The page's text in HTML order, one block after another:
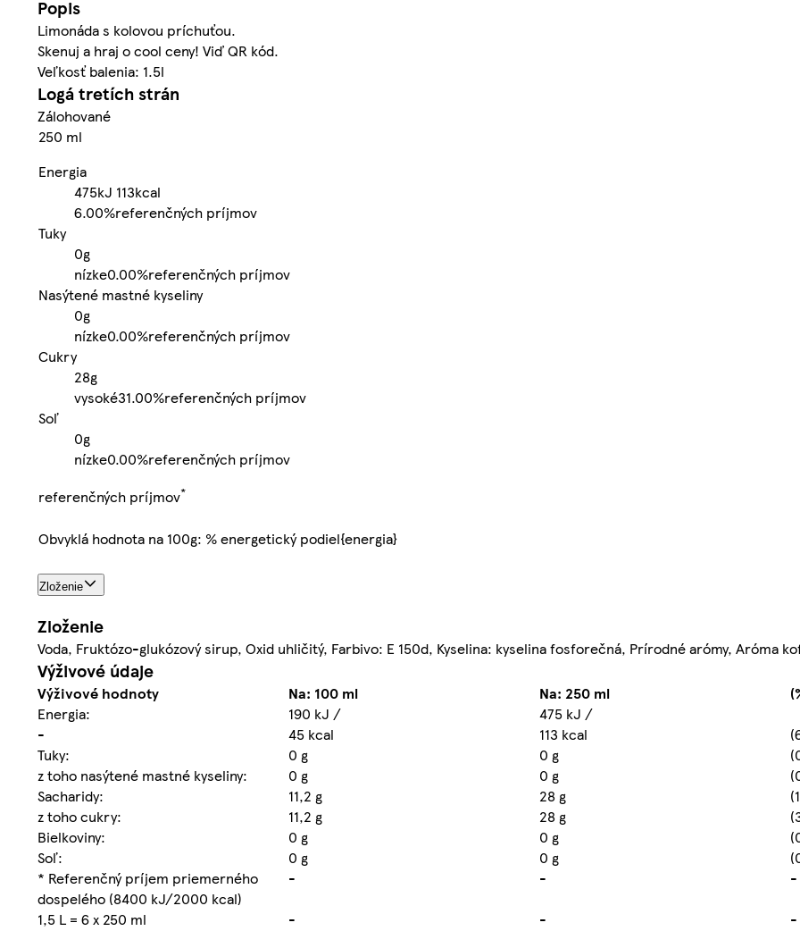
Popis
Limonáda s kolovou príchuťou.
Skenuj a hraj o cool ceny! Viď QR kód.
Veľkosť balenia: 1.5l
Logá tretích strán
Zálohované
250 ml
Energia
475kJ 113kcal
6.00%referenčných príjmov
Tuky
0g
nízke0.00%referenčných príjmov
Nasýtené mastné kyseliny
0g
nízke0.00%referenčných príjmov
Cukry
28g
vysoké31.00%referenčných príjmov
Soľ
0g
nízke0.00%referenčných príjmov
referenčných príjmov*
Obvyklá hodnota na 100g: % energetický podiel{energia}
Zloženie
Zloženie
Voda, Fruktózo-glukózový sirup, Oxid uhličitý, Farbivo: E 150d, Kyselina: kyselina fosforečná, Prírodné arómy, Aróma
Výživové údaje
Výživové hodnoty Na: 100 ml Na: 250 ml
Energia:
190 kJ /
475 kJ /
-
45 kcal 113 kcal
Tuky:
0 g 0 g
z toho nasýtené mastné kyseliny:
0 g 0 g
Sacharidy:
11,2 g 28 g
z toho cukry:
11,2 g 28 g
Bielkoviny:
0 g 0 g
Soľ:
0 g 0 g
* Referenčný príjem priemerného
dospelého (8400 kJ/2000 kcal)
- -
-
1,5 L = 6 x 250 ml
- - -